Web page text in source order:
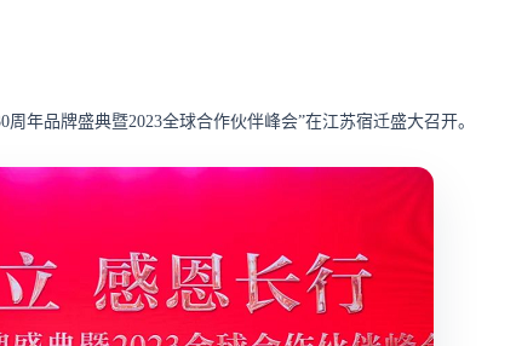
年品牌盛典暨2023全球合作伙伴峰会”在江苏宿迁盛大召开。